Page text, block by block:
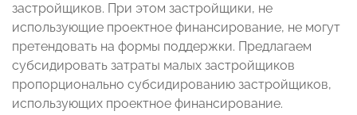
застройщиков. При этом застройщики, не
использующие проектное финансирование, не могут
претендовать на формы поддержки. Предлагаем
субсидировать затраты малых застройщиков
пропорционально субсидированию застройщиков,
использующих проектное финансирование.